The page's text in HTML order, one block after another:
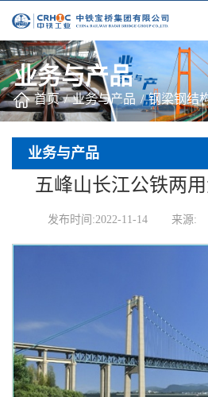
业务与产品
首页 / 业务与产品 / 钢梁钢结
业务与产品
五峰山长江公铁两用
发布时间:2022-11-14 来源: